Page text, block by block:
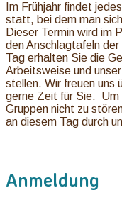
Im Frühjahr findet
statt, bei dem man
Dieser Termin wird im
den Anschlagtafeln
Tag erhalten Sie die
Arbeitsweise und
stellen. Wir freuen uns
gerne Zeit für Sie. Um
Gruppen nicht zu
an diesem Tag durch
Anmeldung